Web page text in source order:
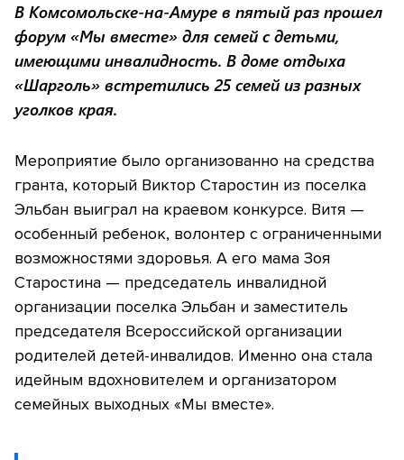
В Комсомольске-на-Амуре в пятый раз прошел
форум «Мы вместе» для семей с детьми,
имеющими инвалидность. В доме отдыха
«Шарголь» встретились 25 семей из разных
уголков края.
Мероприятие было организованно на средства
гранта, который Виктор Старостин из поселка
Эльбан выиграл на краевом конкурсе. Витя —
особенный ребенок, волонтер с ограниченными
возможностями здоровья. А его мама Зоя
Старостина — председатель инвалидной
организации поселка Эльбан и заместитель
председателя Всероссийской организации
родителей детей-инвалидов. Именно она стала
идейным вдохновителем и организатором
семейных выходных «Мы вместе».